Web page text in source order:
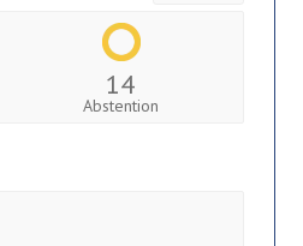
14
Abstention